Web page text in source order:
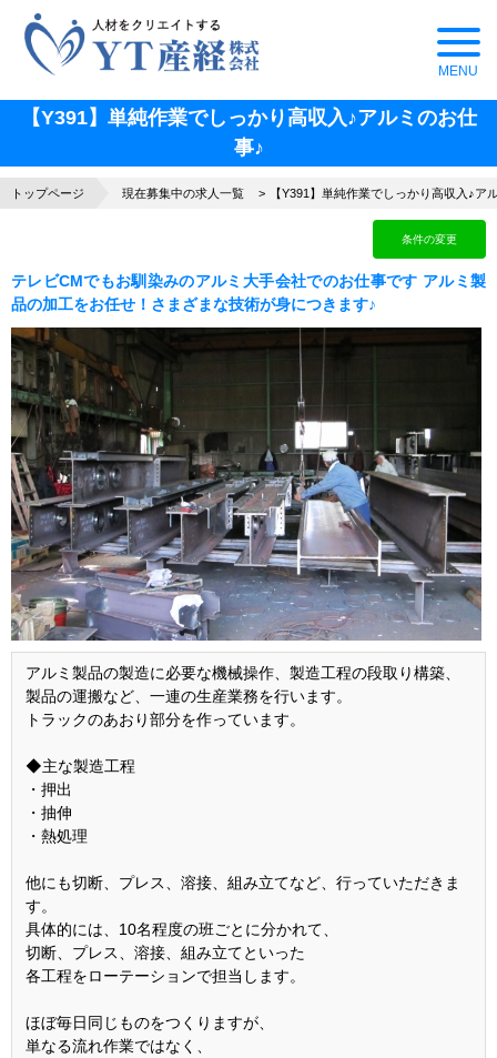
【Y391】単純作業でしっかり高収入♪アルミのお仕
事♪
トップページ 現在募集中の求人一覧 【Y391】単純作業でしっかり高収入♪ア
条件の変更
テレビCMでもお馴染みのアルミ大手会社でのお仕事です アルミ製
品の加工をお任せ！さまざまな技術が身につきます♪
アルミ製品の製造に必要な機械操作、製造工程の段取り構築、
製品の運搬など、一連の生産業務を行います。
トラックのあおり部分を作っています。
◆主な製造工程
・押出
・抽伸
・熱処理
他にも切断、プレス、溶接、組み立てなど、行っていただきま
す。
具体的には、10名程度の班ごとに分かれて、
切断、プレス、溶接、組み立てといった
各工程をローテーションで担当します。
ほぼ毎日同じものをつくりますが、
単なる流れ作業ではなく、